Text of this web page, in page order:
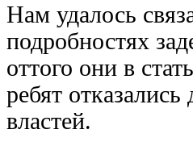
Нам удалось
подробностях
оттого они в
ребят
властей.